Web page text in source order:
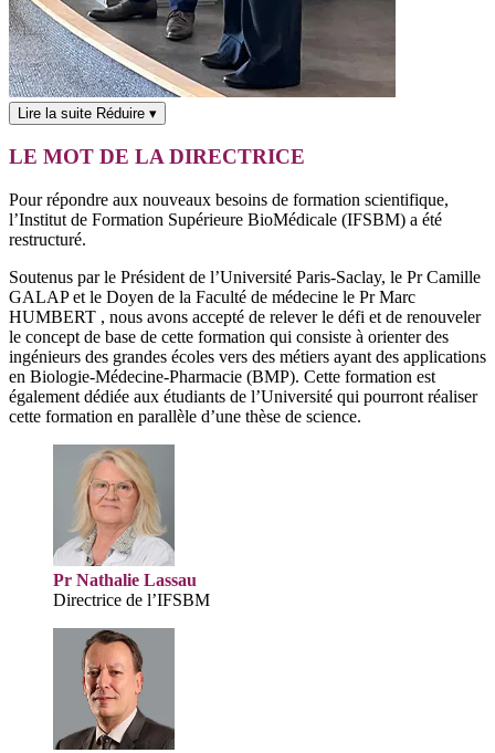
Lire la suite Réduire ▾
LE MOT DE LA DIRECTRICE
Pour répondre aux nouveaux besoins de formation scientifique,
l’Institut de Formation Supérieure BioMédicale (IFSBM) a été
restructuré.
Soutenus par le Président de l’Université Paris-Saclay, le Pr Camille
GALAP et le Doyen de la Faculté de médecine le Pr Marc
HUMBERT , nous avons accepté de relever le défi et de renouveler
le concept de base de cette formation qui consiste à orienter des
ingénieurs des grandes écoles vers des métiers ayant des applications
en Biologie-Médecine-Pharmacie (BMP). Cette formation est
également dédiée aux étudiants de l’Université qui pourront réaliser
cette formation en parallèle d’une thèse de science.
Pr Nathalie Lassau
Directrice de l’IFSBM